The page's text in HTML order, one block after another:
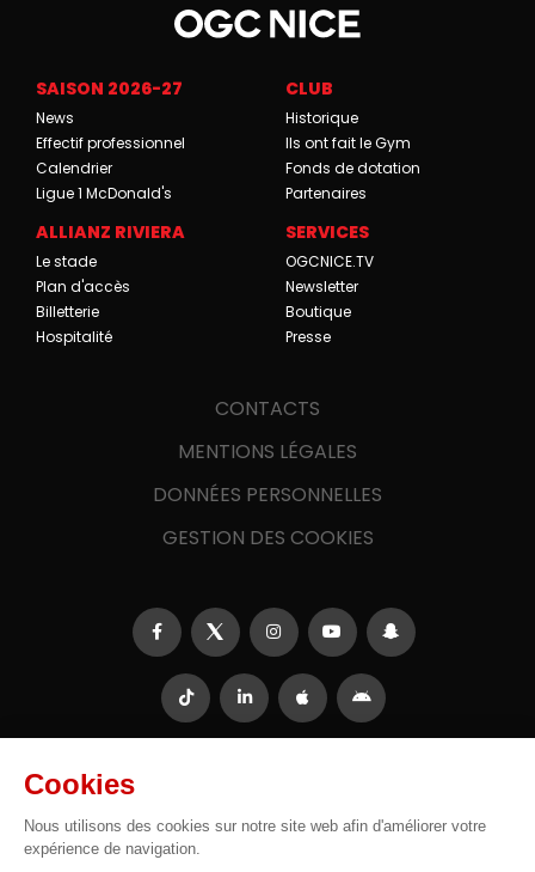
SAISON 2026-27
News
Effectif professionnel
Calendrier
Ligue 1 McDonald's
CLUB
Historique
Ils ont fait le Gym
Fonds de dotation
Partenaires
ALLIANZ RIVIERA
Le stade
Plan d'accès
Billetterie
Hospitalité
SERVICES
OGCNICE.TV
Newsletter
Boutique
Presse
CONTACTS
MENTIONS LÉGALES
DONNÉES PERSONNELLES
GESTION DES COOKIES